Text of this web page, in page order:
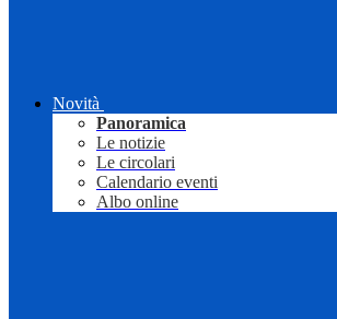
Novità
Panoramica
Le notizie
Le circolari
Calendario eventi
Albo online